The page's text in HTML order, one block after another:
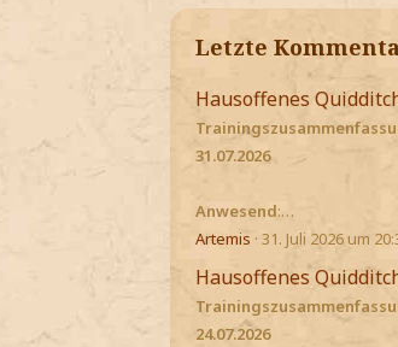
Letzte
Hausoffenes
31.07.2026
Anwesend:…
Artemis 31. Juli 2026 um
Hausoffenes
24.07.2026